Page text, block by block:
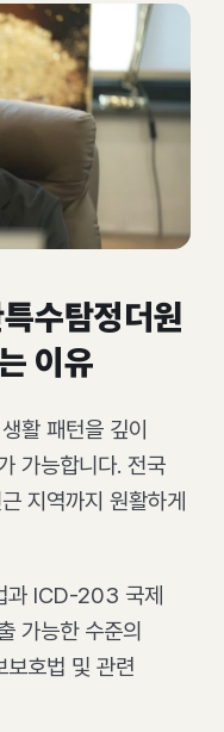
수탐정더원
이유
활 패턴을 깊이
가능합니다. 전국
지역까지 원활하게
과 ICD-203 국제
가능한 수준의
보호법 및 관련